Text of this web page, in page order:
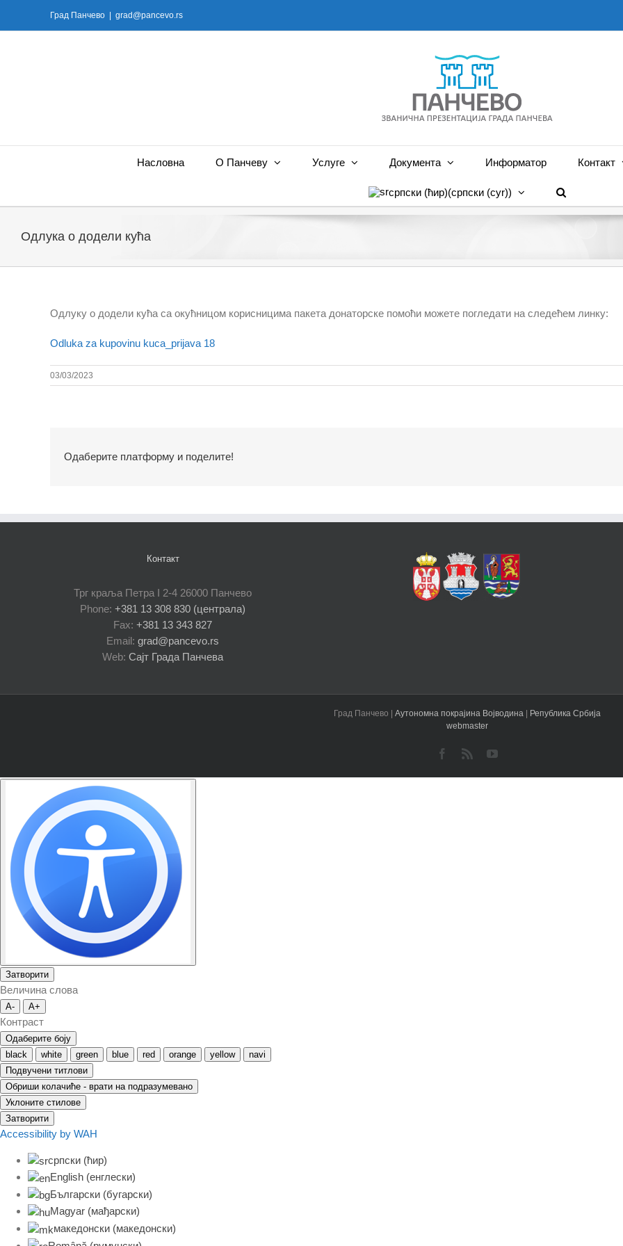
Град Панчево grad@pancevo.rs
Насловна О Панчеву Услуге Документа Информатор Контакт
српски (ћир)(српски (cyr))
Oдлука о додели кућа
Одлуку о додели кућа са окућницом корисницима пакета донаторске помоћи можете погледати на следећем линку:
Odluka za kupovinu kuca_prijava 18
03/03/2023
Одаберите платформу и поделите!
Контакт
Трг краља Петра I 2-4 26000 Панчево
Phone: +381 13 308 830 (централа)
Fax: +381 13 343 827
Email: grad@pancevo.rs
Web: Сајт Града Панчева
Град Панчево | Аутономна покрајина Војводина | Република Србија
webmaster
Facebook
Rss YouTube
Затворити
Величина слова
A- A+
Контраст
Одаберите боју
black
white green blue red orange yellow
navi
Подвучени титлови
Обриши колачиће - врати на подразумевано
Уклоните стилове
Затворити
Accessibility by WAH
српски (ћир)
English (енглески)
Български (бугарски)
Magyar (мађарски)
македонски (македонски)